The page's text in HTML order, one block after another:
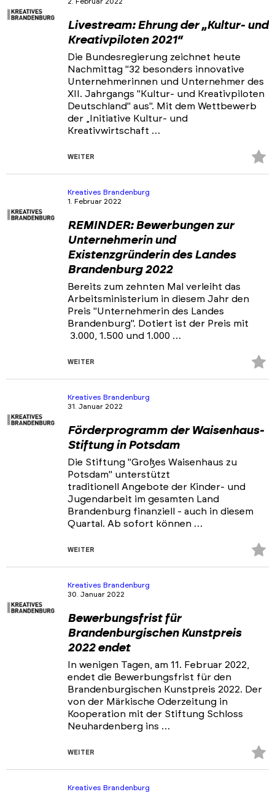
Portfolios
Veranstaltungen & Events
Livestream: Ehrung der „Kultur- und
Kreativpiloten 2021“
Die Bundesregierung zeichnet heute
Nachmittag "32 besonders innovative
Unternehmerinnen und Unternehmer des
XII. Jahrgangs "Kultur- und Kreativpiloten
Deutschland" aus". Mit dem Wettbewerb
der „Initiative Kultur- und
Kreativwirtschaft …
WEITER
Kreatives Brandenburg
1. Februar 2022
REMINDER: Bewerbungen zur
Unternehmerin und
Existenzgründerin des Landes
Brandenburg 2022
Bereits zum zehnten Mal verleiht das
Arbeitsministerium in diesem Jahr den
Preis "Unternehmerin des Landes
Brandenburg". Dotiert ist der Preis mit
3.000, 1.500 und 1.000 …
WEITER
Kreatives Brandenburg
31. Januar 2022
Förderprogramm der Waisenhaus-
Stiftung in Potsdam
Die Stiftung "Großes Waisenhaus zu
Potsdam" unterstützt
traditionell Angebote der Kinder- und
Jugendarbeit im gesamten Land
Brandenburg finanziell - auch in diesem
Quartal. Ab sofort können …
WEITER
Kreatives Brandenburg
30. Januar 2022
Bewerbungsfrist für
Brandenburgischen Kunstpreis
2022 endet
In wenigen Tagen, am 11. Februar 2022,
endet die Bewerbungsfrist für den
Brandenburgischen Kunstpreis 2022. Der
von der Märkische Oderzeitung in
Kooperation mit der Stiftung Schloss
Neuhardenberg ins …
WEITER
Kreatives Brandenburg